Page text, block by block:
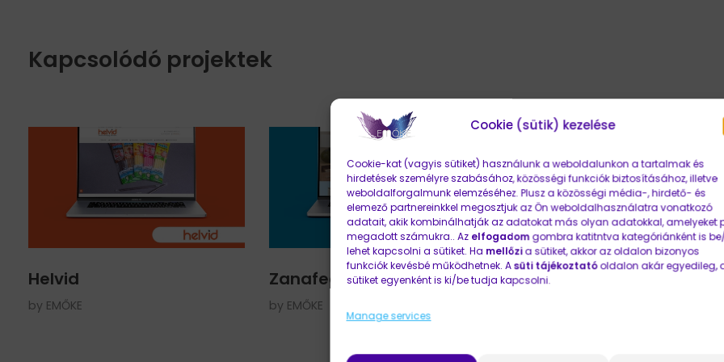
Cookie (sütik) kezelése
Cookie-kat (vagyis sütiket) használunk a weboldalunkon a tartalmak és
hirdetések személyre szabásához, közösségi funkciók biztosításához, illetve
weboldalforgalmunk elemzéséhez. Plusz a közösségi média-, hirdető- és
elemező partnereinkkel megosztjuk az Ön weboldalhasználatra vonatkozó
adatait, akik kombinálhatják az adatokat más olyan adatokkal, amelyeket
megadott számukra.. Az elfogadomgombra katitntva kategóriánként is
lehet kapcsolni a sütiket. Ha mellőzia sütiket, akkor az oldalon bizonyos
funkciók kevésbé működhetnek. Asüti tájékoztatóoldalon akár egyedileg,
sütiket egyenként is ki/be tudja kapcsolni.
Manage services
Kapcsolódó projektek
Helvid
by EMŐKE
Zanafed
by EMŐKE
Kyrasun